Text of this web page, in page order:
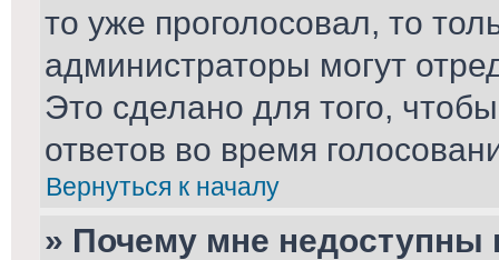
то уже проголосовал, то
администраторы могут
Это сделано для того,
ответов во время
Вернуться к началу
» Почему мне